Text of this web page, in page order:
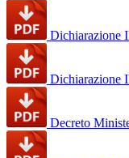
Dichiarazione
Dichiarazione
Decreto